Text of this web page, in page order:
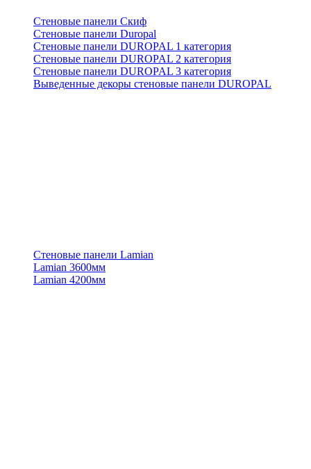
Стеновые панели Скиф
Стеновые панели Duropal
Стеновые панели DUROPAL 1 категория
Стеновые панели DUROPAL 2 категория
Стеновые панели DUROPAL 3 категория
Выведенные декоры стеновые панели DUROPAL
Стеновые панели Lamian
Lamian 3600мм
Lamian 4200мм